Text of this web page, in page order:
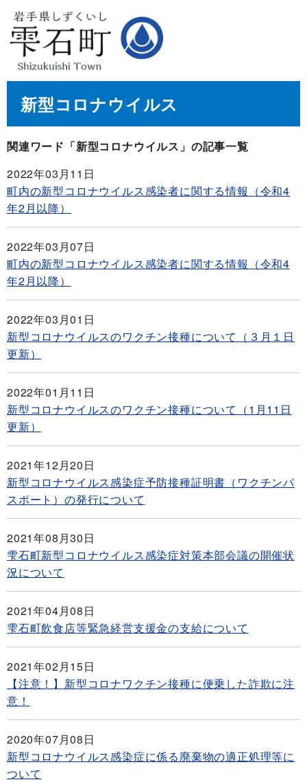
新型コロナウイルス
関連ワード「新型コロナウイルス」の記事一覧
2022年03月11日
町内の新型コロナウイルス感染者に関する情報（令和4
年2月以降）
2022年03月07日
町内の新型コロナウイルス感染者に関する情報（令和4
年2月以降）
2022年03月01日
新型コロナウイルスのワクチン接種について（３月１日
更新）
2022年01月11日
新型コロナウイルスのワクチン接種について（1月11日
更新）
2021年12月20日
新型コロナウイルス感染症予防接種証明書（ワクチンパ
スポート）の発行について
2021年08月30日
雫石町新型コロナウイルス感染症対策本部会議の開催状
況について
2021年04月08日
雫石町飲食店等緊急経営支援金の支給について
2021年02月15日
【注意！】新型コロナワクチン接種に便乗した詐欺に注
意！
2020年07月08日
新型コロナウイルス感染症に係る廃棄物の適正処理等に
ついて